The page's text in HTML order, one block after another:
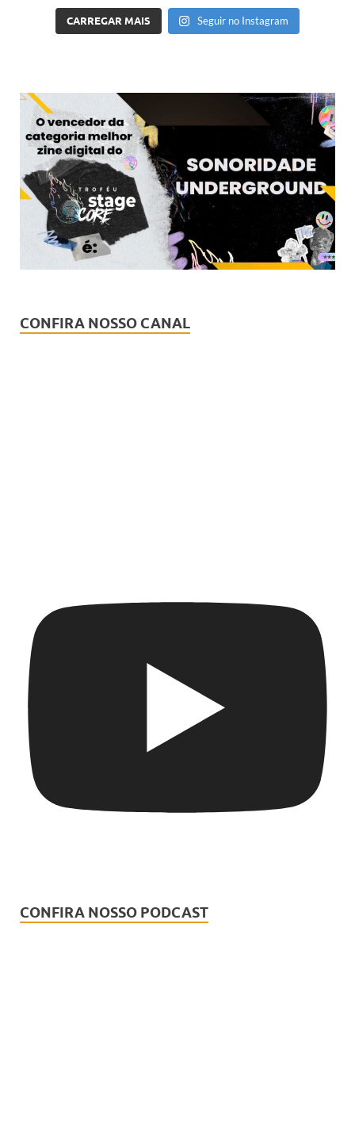
CARREGAR MAIS Seguir no Instagram
CONFIRA NOSSO CANAL
CONFIRA NOSSO PODCAST